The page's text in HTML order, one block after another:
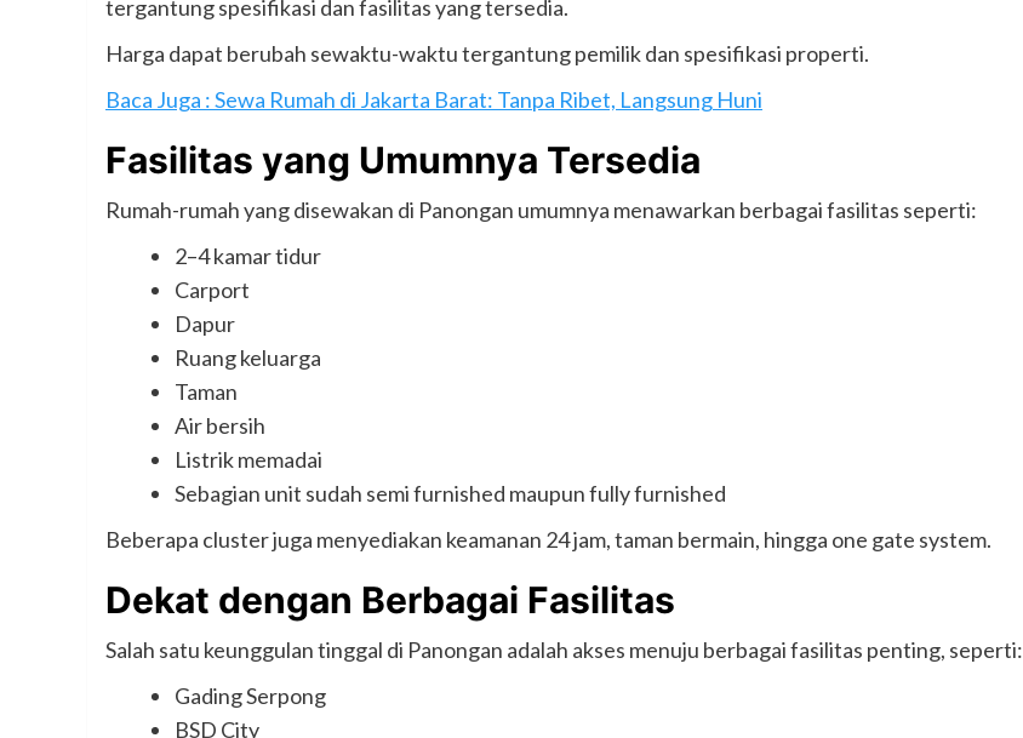
tergantung spesifikasi dan fasilitas yang tersedia.
Harga dapat berubah sewaktu-waktu tergantung pemilik dan spesifikasi properti.
Baca Juga : Sewa Rumah di Jakarta Barat: Tanpa Ribet, Langsung Huni
Fasilitas yang Umumnya Tersedia
Rumah-rumah yang disewakan di Panongan umumnya menawarkan berbagai fasilitas seperti:
2–4 kamar tidur
Carport
Dapur
Ruang keluarga
Taman
Air bersih
Listrik memadai
Sebagian unit sudah semi furnished maupun fully furnished
Beberapa cluster juga menyediakan keamanan 24 jam, taman bermain, hingga one gate system.
Dekat dengan Berbagai Fasilitas
Salah satu keunggulan tinggal di Panongan adalah akses menuju berbagai fasilitas penting, seperti:
Gading Serpong
BSD City